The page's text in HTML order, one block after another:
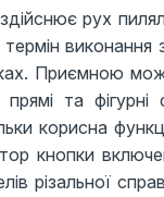
рух
виконання
Приємною
та
корисна
кнопки
різальної